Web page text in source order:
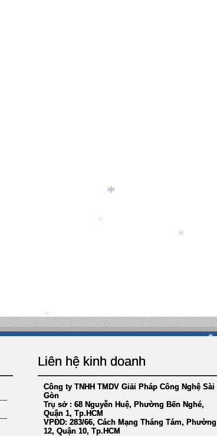
Liên hệ kinh doanh
Công ty TNHH TMDV Giải Pháp Công Nghệ Sài
Gòn
Trụ sở : 68 Nguyễn Huệ, Phường Bến Nghé,
Quận 1, Tp.HCM
VPĐD: 283/66, Cách Mạng Tháng Tám, Phường
12, Quận 10, Tp.HCM
*